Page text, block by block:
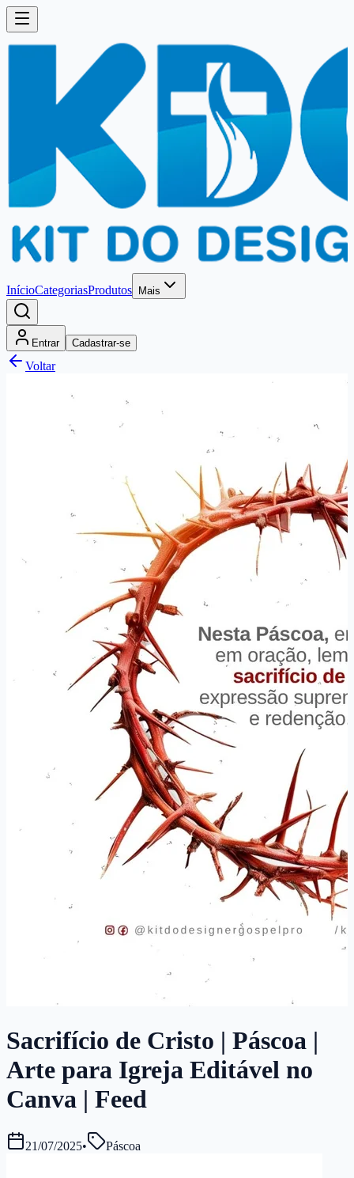
InícioCategoriasProdutos Mais
Entrar Cadastrar-se
Voltar
Sacrifício de Cristo | Páscoa |
Arte para Igreja Editável no
Canva | Feed
21/07/2025• Páscoa